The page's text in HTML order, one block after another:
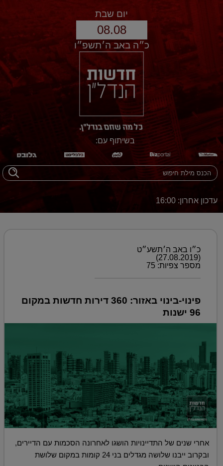
יום שבת
08.08
כ״ה באב ה׳תשפ״ו
בשיתוף עם:
עדכון אחרון: 16:00
כ״ו באב ה׳תשע״ט
(27.08.2019)
מספר צפיות: 75
פינוי-בינוי באזור: 360 דירות חדשות במקום
96 ישנות
אחרי שנים של התדיינויות הושגו לאחרונה הסכמות עם הדיירים,
ובקרוב ייבנו שלושה מגדלים בני 24 קומות במקום שלושת